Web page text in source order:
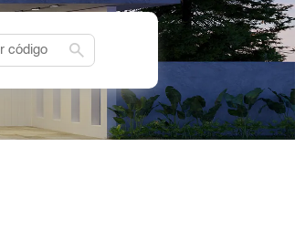
search